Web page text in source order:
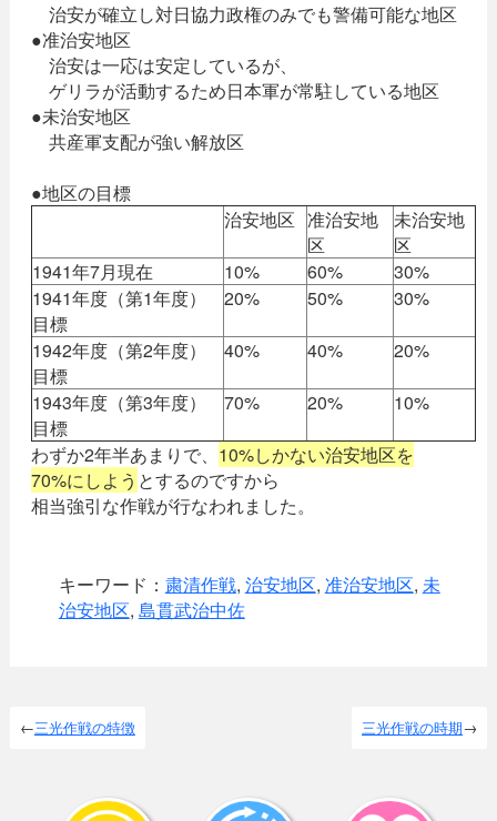
治安が確立し対日協力政権のみでも警備可能な地区
●准治安地区
治安は一応は安定しているが、
ゲリラが活動するため日本軍が常駐している地区
●未治安地区
共産軍支配が強い解放区
●地区の目標
治安地区 准治安地
区
未治安地
区
1941年7月現在
10% 60%
30%
1941年度（第1年度）
目標
20% 50% 30%
1942年度（第2年度）
目標
40% 40% 20%
1943年度（第3年度）
目標
70% 20% 10%
わずか2年半あまりで、 10%しかない治安地区を
70%にしよう とするのですから
相当強引な作戦が行なわれました。
キーワード： 粛清作戦, 治安地区, 准治安地区, 未
治安地区, 島貫武治中佐
三光作戦の特徴 三光作戦の時期